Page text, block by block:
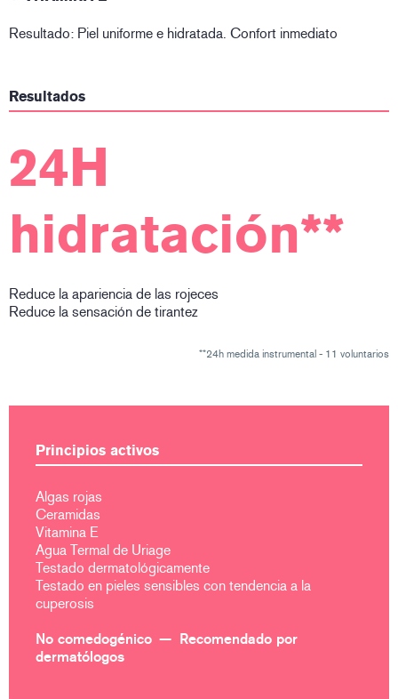
Resultado: Piel uniforme e hidratada. Confort inmediato
Resultados
24H
hidratación**
Reduce la apariencia de las rojeces
Reduce la sensación de tirantez
**24h medida instrumental - 11 voluntarios
Principios activos
Algas rojas
Ceramidas
Vitamina E
Agua Termal de Uriage
Testado dermatológicamente
Testado en pieles sensibles con tendencia a la
cuperosis
No comedogénico
Recomendado por
dermatólogos